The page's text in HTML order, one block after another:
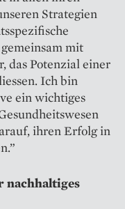
Strategien
mit
das Potenzial einer
Ich bin
ein wichtiges
ihren Erfolg in
nachhaltiges